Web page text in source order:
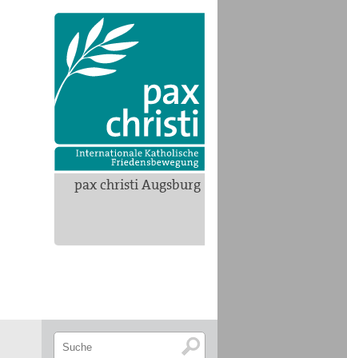
pax christi Augsburg